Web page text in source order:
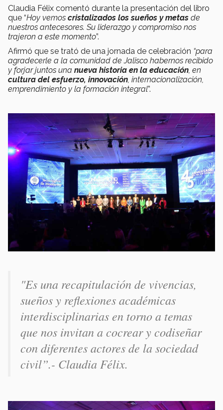
Claudia Félix comentó durante la presentación del libro
que “Hoy vemos cristalizados los sueños y metas de
nuestros antecesores. Su liderazgo y compromiso nos
trajeron a este momento”.
Afirmó que se trató de una jornada de celebración “para
agradecerle a la comunidad de Jalisco habernos recibido
y forjar juntos una nueva historia en la educación, en
cultura del esfuerzo, innovación, internacionalización,
emprendimiento y la formación integral”.
"Es una recapitulación de vivencias,
sueños y reflexiones académicas
interdisciplinarias en torno a temas
que nos invitan a cocrear y codiseñar
con diferentes actores de la sociedad
civil”.- Claudia Félix.